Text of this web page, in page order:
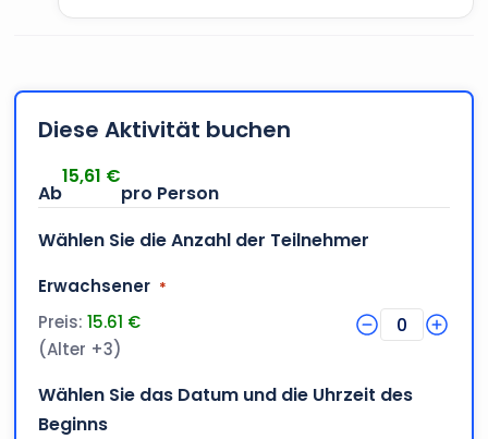
Diese Aktivität buchen
15,61 €
Wählen Sie die Anzahl der Teilnehmer
Erwachsener Menge
*
Preis: 15.61 € 0
(Alter +3)
Wählen Sie das Datum und die Uhrzeit des
Beginns